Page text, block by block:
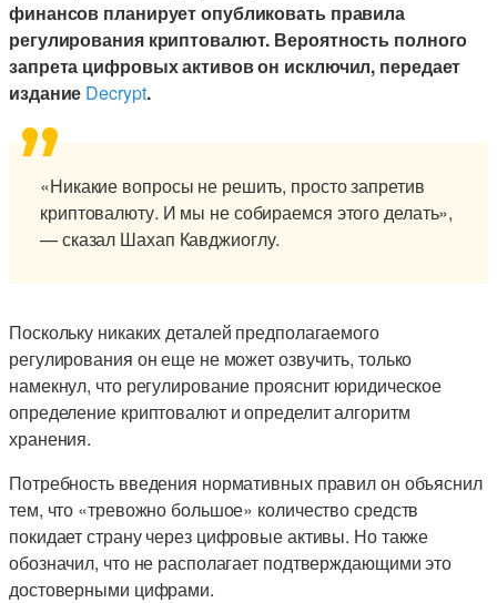
финансов планирует опубликовать правила
регулирования криптовалют. Вероятность полного
запрета цифровых активов он исключил, передает
издание Decrypt.
«Никакие вопросы не решить, просто запретив
криптовалюту. И мы не собираемся этого делать»,
— сказал Шахап Кавджиоглу.
Поскольку никаких деталей предполагаемого
регулирования он еще не может озвучить, только
намекнул, что регулирование прояснит юридическое
определение криптовалют и определит алгоритм
хранения.
Потребность введения нормативных правил он объяснил
тем, что «тревожно большое» количество средств
покидает страну через цифровые активы. Но также
обозначил, что не располагает подтверждающими это
достоверными цифрами.